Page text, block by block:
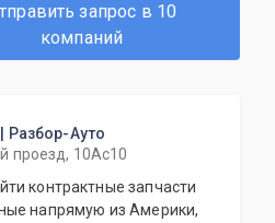
запрос в 10
компаний
Разбор-Ауто
проезд, 10Ас10
контрактные запчасти
напрямую из Америки,